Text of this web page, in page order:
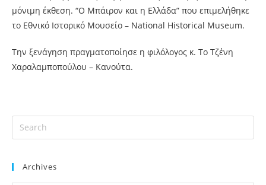
μόνιμη έκθεση. “Ο Μπάιρον και η Ελλάδα” που επιμελήθηκε
το Εθνικό Ιστορικό Μουσείο – National Historical Museum.
Την ξενάγηση πραγματοποίησε η φιλόλογος κ. Το Τζένη
Χαραλαμποπούλου – Κανούτα.
Archives